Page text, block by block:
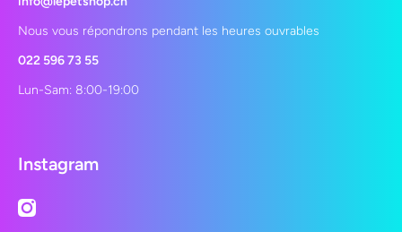
Nous vous répondrons pendant les heures ouvrables
022 596 73 55
Lun-Sam: 8:00-19:00
Instagram
instagramcom/lepetshopch/